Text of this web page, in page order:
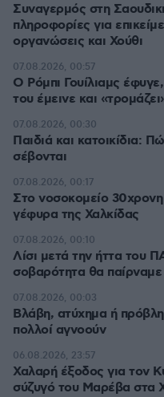
Συναγερμός στη
πληροφορίες για
οργανώσεις και Χούθι
Ο Ρόμπι Γουίλιαμς
του έμεινε και
07.08.2026, 00:57
Παιδιά και κατοικίδια:
σέβονται
07.08.2026, 00:30
Στο νοσοκομείο
γέφυρα της Χαλκίδας
07.08.2026, 00:17
Λίσι μετά την ήττα του
σοβαρότητα θα παίρναμε
07.08.2026, 00:10
Βλάβη, ατύχημα ή
πολλοί αγνοούν
07.08.2026, 00:03
Χαλαρή έξοδος για τον
σύζυγό του Μαρέβα στα
06.08.2026, 23:57